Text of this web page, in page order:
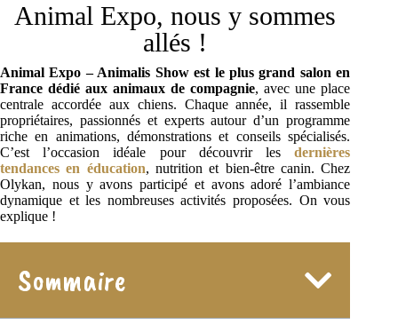
Animal Expo, nous y sommes
allés !
Animal Expo – Animalis Show est le plus grand salon en
France dédié aux animaux de compagnie, avec une place
centrale accordée aux chiens. Chaque année, il rassemble
propriétaires, passionnés et experts autour d’un programme
riche en animations, démonstrations et conseils spécialisés.
C’est l’occasion idéale pour découvrir lesdernières
tendances en éducation, nutrition et bien-être canin. Chez
Olykan, nous y avons participé et avons adoré l’ambiance
dynamique et les nombreuses activités proposées. On vous
explique !
Sommaire